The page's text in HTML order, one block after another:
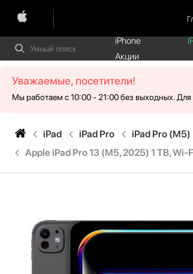
iPhone
Акции
Уважаемые, посетители!
Мы работаем с 10:00 - 21:00 без выходных. Для
iPad iPad Pro iPad Pro (M5)
Apple iPad Pro 13 (M5, 2025) 1 TB,